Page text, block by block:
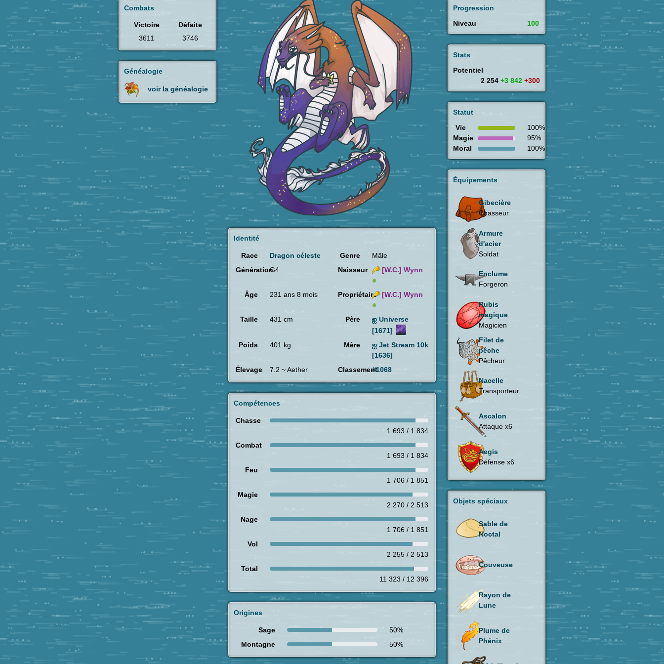
Combats
Victoire
Défaite
3611
3746
Généalogie
voir la généalogie
Identité
Race Dragon céleste Genre
Mâle
GénérationG4 Naisseur [W.C.] Wynn
Âge 231 ans 8 mois Propriétaire [W.C.] Wynn
Taille 431 cm Père
ஐ Universe
[1671]
Poids
401 kg Mère
ஐ Jet Stream 10k
[1636]
Élevage
7.2 ~ Aether Classement#1068
Compétences
Chasse
1 693 / 1 834
Combat
1 693 / 1 834
Feu
1 706 / 1 851
Magie
2 270 / 2 513
Nage
1 706 / 1 851
Vol
2 255 / 2 513
Total
11 323 / 12 396
Origines
Sage
50%
Montagne
50%
Progression
Niveau
100
Stats
Potentiel
2 254 +3 842 +300
Statut
Vie
100%
Magie
95%
Moral
100%
Équipements
Gibecière
Chasseur
Armure
d'acier
Soldat
Enclume
Forgeron
Rubis
magique
Magicien
Filet de
pêche
Pêcheur
Nacelle
Transporteur
Ascalon
Attaque x6
Aegis
Défense x6
Objets spéciaux
Sable de
Noctal
Couveuse
Rayon de
Lune
Plume de
Phénix